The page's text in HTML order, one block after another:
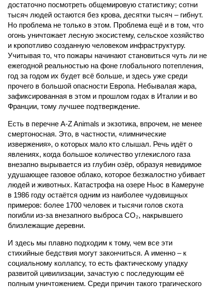
достаточно посмотреть общемировую статистику; сотни
тысяч людей остаются без крова, десятки тысяч – гибнут.
Но проблема не только в этом. Проблема ещё и в том, что
огонь уничтожает лесную экосистему, сельское хозяйство
и кропотливо созданную человеком инфраструктуру.
Учитывая то, что пожары начинают становиться чуть ли не
ежегодной реальностью на фоне глобального потепления,
год за годом их будет всё больше, и здесь уже среди
прочего в большой опасности Европа. Небывалая жара,
зафиксированная в этом и прошлом годах в Италии и во
Франции, тому лучшее подтверждение.
Есть в перечне A-Z Animals и экзотика, впрочем, не менее
смертоносная. Это, в частности, «лимнические
извержения», о которых мало кто слышал. Речь идёт о
явлениях, когда большое количество углекислого газа
внезапно вырывается из глубин озёр, образуя невидимое
удушающее газовое облако, которое безжалостно убивает
людей и животных. Катастрофа на озере Ньос в Камеруне
в 1986 году остаётся одним из наиболее чудовищных
примеров: более 1700 человек и тысячи голов скота
погибли из-за внезапного выброса CO₂, накрывшего
близлежащие деревни.
И здесь мы плавно подходим к тому, чем все эти
стихийные бедствия могут закончиться. А именно – к
социальному коллапсу, то есть фактическому упадку
развитой цивилизации, зачастую с последующим её
полным уничтожением. Среди причин такого трагического